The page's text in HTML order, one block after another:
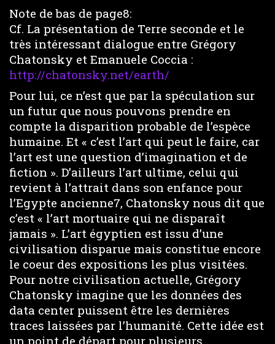
Note de bas de page8:
Cf. La présentation de Terre seconde et le
très intéressant dialogue entre Grégory
Chatonsky et Emanuele Coccia :
http://chatonsky.net/earth/
Pour lui, ce n’est que par la spéculation sur
un futur que nous pouvons prendre en
compte la disparition probable de l’espèce
humaine. Et « c’est l’art qui peut le faire, car
l’art est une question d’imagination et de
fiction ». D’ailleurs l’art ultime, celui qui
revient à l’attrait dans son enfance pour
l’Egypte ancienne7, Chatonsky nous dit que
c’est « l’art mortuaire qui ne disparaît
jamais ». L’art égyptien est issu d’une
civilisation disparue mais constitue encore
le coeur des expositions les plus visitées.
Pour notre civilisation actuelle, Grégory
Chatonsky imagine que les données des
data center puissent être les dernières
traces laissées par l’humanité. Cette idée est
un point de départ pour plusieurs